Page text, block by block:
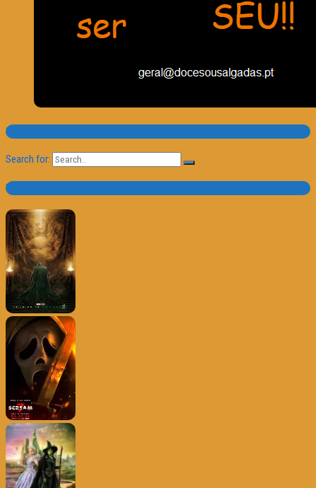
Pesquisa
Search for:
Trailer e Poster do Dia